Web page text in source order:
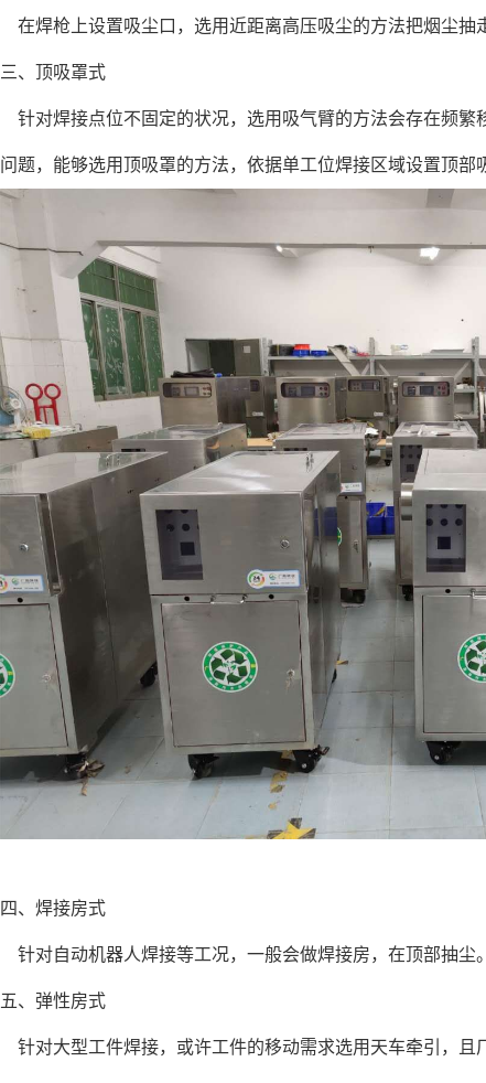
在焊枪上设置吸尘口，选用近距离高压吸尘的方法把烟尘抽
三、顶吸罩式
针对焊接点位不固定的状况，选用吸气臂的方法会存在频繁
问题，能够选用顶吸罩的方法，依据单工位焊接区域设置顶部
四、焊接房式
针对自动机器人焊接等工况，一般会做焊接房，在顶部抽尘
五、弹性房式
针对大型工件焊接，或许工件的移动需求选用天车牵引，且